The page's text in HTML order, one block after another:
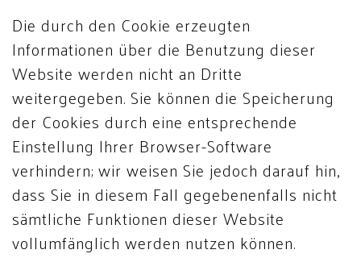
Die durch den Cookie erzeugten
Informationen über die Benutzung dieser
Website werden nicht an Dritte
weitergegeben. Sie können die Speicherung
der Cookies durch eine entsprechende
Einstellung Ihrer Browser-Software
verhindern; wir weisen Sie jedoch darauf hin,
dass Sie in diesem Fall gegebenenfalls nicht
sämtliche Funktionen dieser Website
vollumfänglich werden nutzen können.